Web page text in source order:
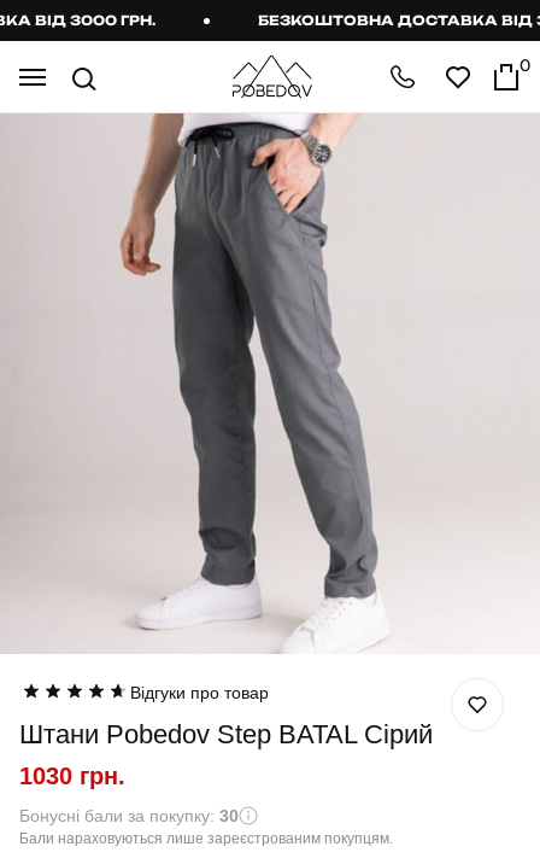
3000 ГРН. БЕЗКОШТОВНА ДОСТАВКА ВІД
0
Відгуки про товар
Штани Pobedov Step BATAL Сірий
1030 грн.
Бонусні бали за покупку: 30
Бали нараховуються лише зареєстрованим покупцям.